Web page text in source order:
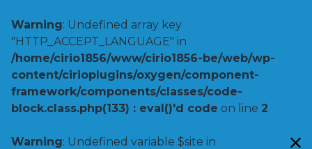
Warning: Undefined array key
"HTTP_ACCEPT_LANGUAGE" in
/home/cirio1856/www/cirio1856-be/web/wp-
content/cirioplugins/oxygen/component-
framework/components/classes/code-
block.class.php(133) : eval()'d code on line 2
Warning: Undefined variable $site in